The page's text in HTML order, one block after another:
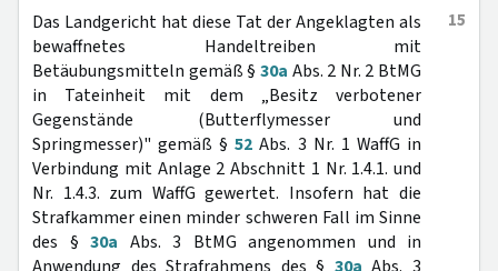
15
Das Landgericht hat diese Tat der Angeklagten als
bewaffnetes Handeltreiben mit
Betäubungsmitteln gemäß § 30a Abs. 2 Nr. 2 BtMG
in Tateinheit mit dem „Besitz verbotener
Gegenstände (Butterflymesser und
Springmesser)" gemäß §52 Abs. 3 Nr. 1 WaffG in
Verbindung mit Anlage 2 Abschnitt 1 Nr. 1.4.1. und
Nr. 1.4.3. zum WaffG gewertet. Insofern hat die
Strafkammer einen minder schweren Fall im Sinne
des § 30a Abs. 3 BtMG angenommen und in